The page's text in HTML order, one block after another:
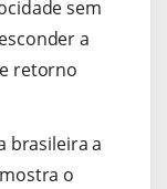
sem
a
retorno
brasileira a
o